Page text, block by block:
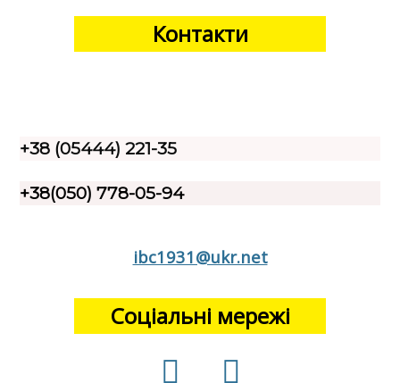
Контакти
+38 (05444) 221-35
+38(050) 778-05-94
ibc1931@ukr.net
Соціальні мережі